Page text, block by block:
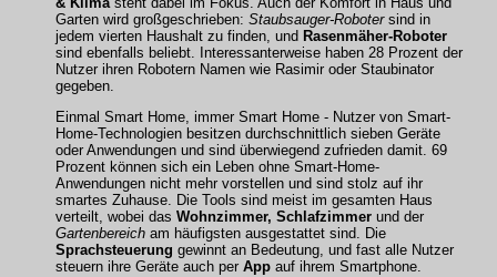
Garten wird großgeschrieben: Staubsauger-Robotersind in
jedem vierten Haushalt zu finden, und Rasenmäher-Roboter
sind ebenfalls beliebt. Interessanterweise haben 28 Prozent der
Nutzer ihren Robotern Namen wie Rasimir oder Staubinator
gegeben.
Einmal Smart Home, immer Smart Home - Nutzer von Smart-
Home-Technologien besitzen durchschnittlich sieben Geräte
oder Anwendungen und sind überwiegend zufrieden damit. 69
Prozent können sich ein Leben ohne Smart-Home-
Anwendungen nicht mehr vorstellen und sind stolz auf ihr
smartes Zuhause. Die Tools sind meist im gesamten Haus
verteilt, wobei das Wohnzimmer, Schlafzimmer und der
Gartenbereich am häufigsten ausgestattet sind. Die
Sprachsteuerung gewinnt an Bedeutung, und fast alle Nutzer
steuern ihre Geräte auch per App auf ihrem Smartphone.